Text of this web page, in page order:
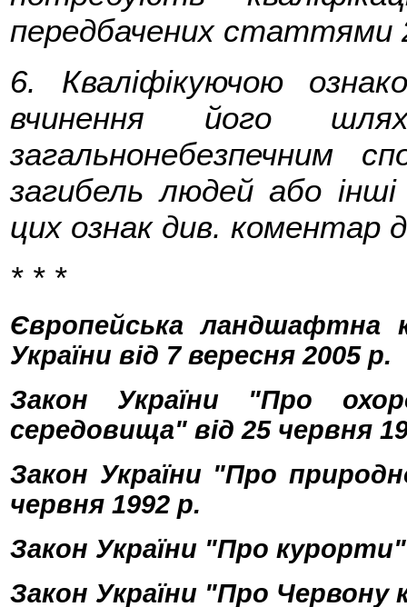
передбачених статтями
6. Кваліфікуючою
вчинення його
загальнонебезпечним
загибель людей або
цих ознак див. коментар
* * *
Європейська ландшафтна
України від 7 вересня 2005 р.
Закон України "Про
середовища" від 25 червня
Закон України "Про
червня 1992 р.
Закон України "Про
Закон України "Про Червону